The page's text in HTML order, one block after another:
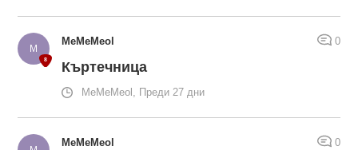
MeMeMeol 0
Къртечница
MeMeMeol, Преди 27 дни
MeMeMeol 0